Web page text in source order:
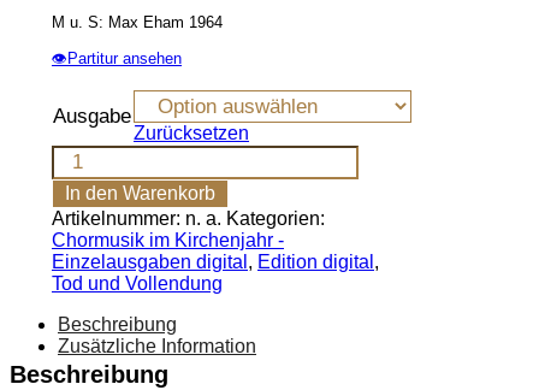
M u. S: Max Eham 1964
👁 Partitur ansehen
Ausgabe
Zurücksetzen
Libera
me,
Domine
[Digital]
Menge
In den Warenkorb
Artikelnummer: n. a. Kategorien:
Chormusik im Kirchenjahr -
Einzelausgaben digital , Edition digital ,
Tod und Vollendung
Beschreibung
Zusätzliche Information
Beschreibung